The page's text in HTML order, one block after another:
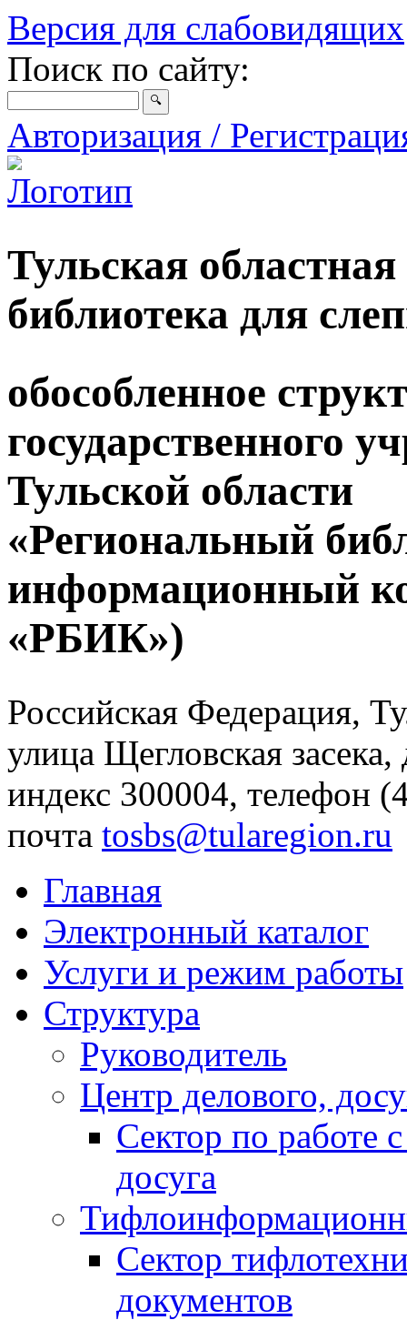
Версия для слабовидящих
Поиск по сайту:
Авторизация /
Тульская
библиотека для
обособленное
государственного
Тульской области
«Региональный
информационный
«РБИК»)
Российская Федерация,
улица Щегловская
индекс 300004, телефон
почта tosbs@tularegion.ru
Главная
Электронный каталог
Услуги и режим работы
Структура
Руководитель
Центр делового,
Сектор по работе
досуга
Сектор
документов